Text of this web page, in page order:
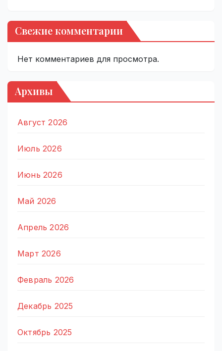
Свежие комментарии
Нет комментариев для просмотра.
Архивы
Август 2026
Июль 2026
Июнь 2026
Май 2026
Апрель 2026
Март 2026
Февраль 2026
Декабрь 2025
Октябрь 2025